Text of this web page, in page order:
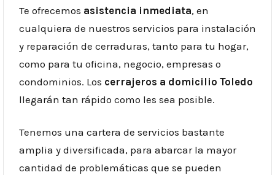
Te ofrecemos asistencia inmediata, en
cualquiera de nuestros servicios para instalación
y reparación de cerraduras, tanto para tu hogar,
como para tu oficina, negocio, empresas o
condominios. Los cerrajeros a domicilio Toledo
llegarán tan rápido como les sea posible.
Tenemos una cartera de servicios bastante
amplia y diversificada, para abarcar la mayor
cantidad de problemáticas que se pueden